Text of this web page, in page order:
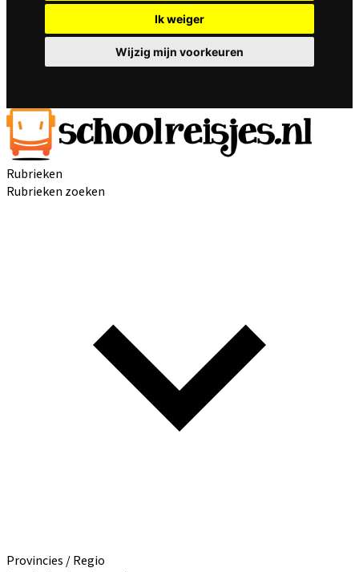
Ik weiger
Wijzig mijn voorkeuren
Rubrieken
Rubrieken zoeken
Provincies / Regio